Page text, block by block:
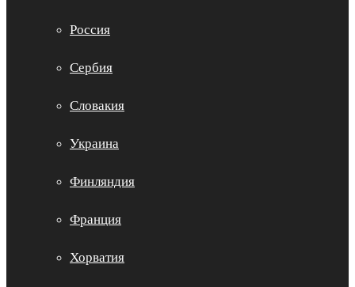
Россия
Сербия
Словакия
Украина
Финляндия
Франция
Хорватия